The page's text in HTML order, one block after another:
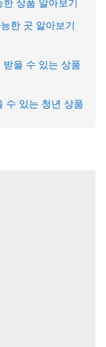
상품 알아보기
한 곳 알아보기
을 수 있는 상품
수 있는 청년 상품